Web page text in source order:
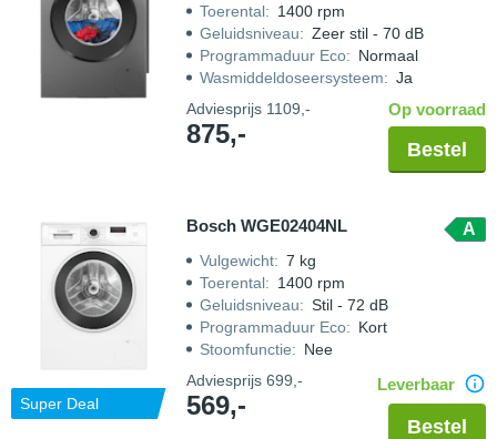
Toerental: 1400 rpm
Geluidsniveau: Zeer stil - 70 dB
Programmaduur Eco: Normaal
Wasmiddeldoseersysteem: Ja
Adviesprijs 1109,-
875,-
Op voorraad
Bestel
Super Deal
Bosch WGE02404NL A
Vulgewicht: 7 kg
Toerental: 1400 rpm
Geluidsniveau: Stil - 72 dB
Programmaduur Eco: Kort
Stoomfunctie: Nee
Adviesprijs 699,-
569,-
Leverbaar
Bestel